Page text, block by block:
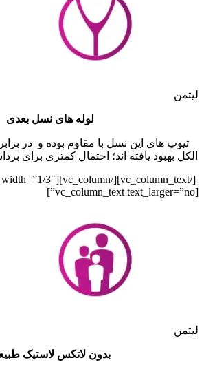
لیتمن
لوله های نسل بعدی
تیوپ های این نسل با مقاوم بوده و در
الکل بهبود یافته اند؛ احتمال کمتری برای
[vc_column_text text_larger=”no”]
لیتمن
بدون لاتکس لاستیک